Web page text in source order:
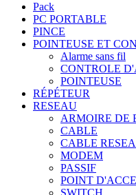
Pack
PC PORTABLE
PINCE
POINTEUSE ET
Alarme sans fil
CONTROLE
POINTEUSE
RÉPÉTEUR
RESEAU
ARMOIRE DE
CABLE
CABLE
MODEM
PASSIF
POINT
SWITCH